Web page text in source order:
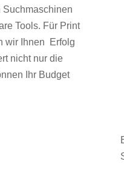
Suchmaschinen
Tools. Für Print
wir Ihnen Erfolg
nicht nur die
Ihr Budget